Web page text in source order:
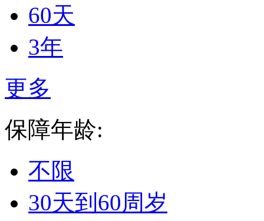
60天
3年
更多
保障年龄:
不限
30天到60周岁